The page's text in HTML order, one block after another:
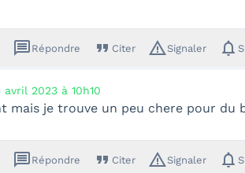
message Répondre format_quote Citer warning_amberSignaler notifications
avril 2023 à 10h10
mais je trouve un peu chere pour du
message Répondre format_quote Citer warning_amberSignaler notifications